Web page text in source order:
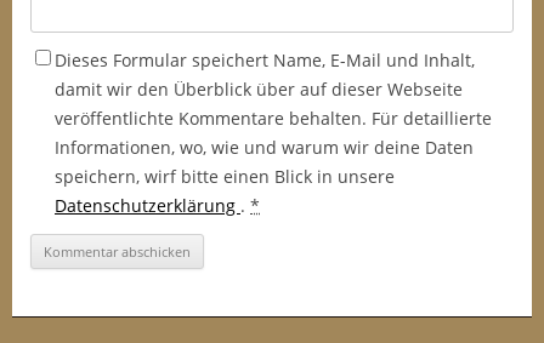
Dieses Formular speichert Name, E-Mail und Inhalt,
damit wir den Überblick über auf dieser Webseite
veröffentlichte Kommentare behalten. Für detaillierte
Informationen, wo, wie und warum wir deine Daten
speichern, wirf bitte einen Blick in unsere
Datenschutzerklärung . *